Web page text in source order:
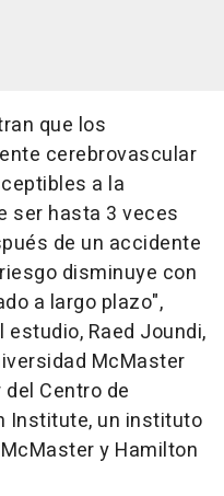
que los
cerebrovascular
a la
ser hasta 3 veces
de un accidente
disminuye con
a largo plazo",
Raed Joundi,
McMaster
Centro de
Institute, un instituto
y Hamilton